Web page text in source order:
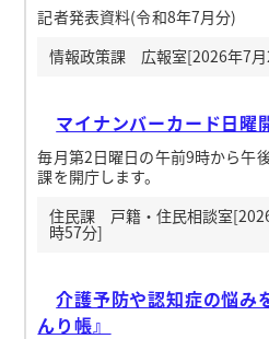
記者発表資料(令和8年7月分)
情報政策課 広報室[2026年7
マイナンバーカード日曜
毎月第2日曜日の午前9時から午
課を開庁します。
住民課 戸籍・住民相談室
時57分]
介護予防や認知症の悩み
んり帳』